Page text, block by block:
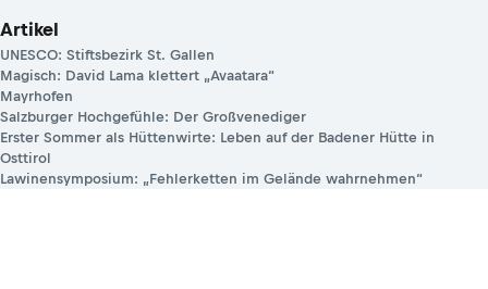
Artikel
UNESCO: Stiftsbezirk St. Gallen
Magisch: David Lama klettert „Avaatara“
Mayrhofen
Salzburger Hochgefühle: Der Großvenediger
Erster Sommer als Hüttenwirte: Leben auf der Badener Hütte in
Osttirol
Lawinensymposium: „Fehlerketten im Gelände wahrnehmen“